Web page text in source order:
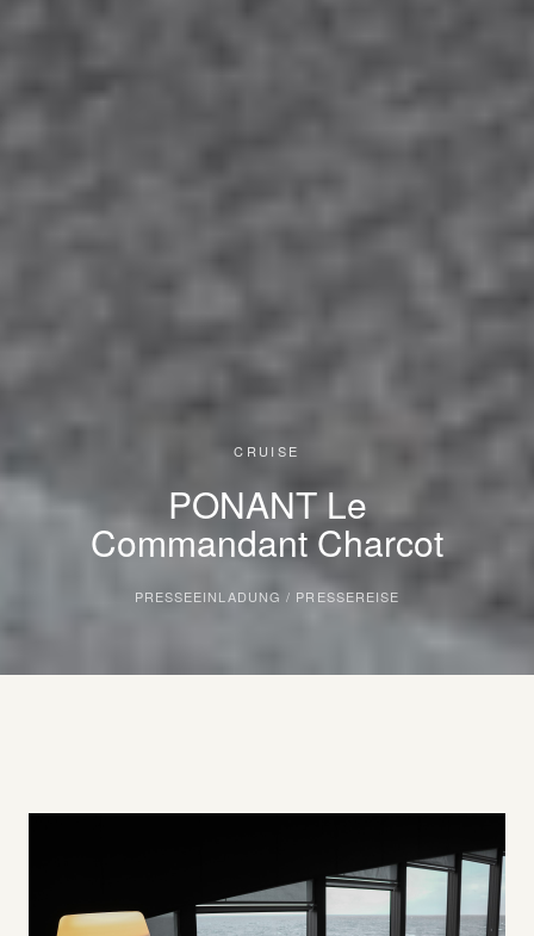
CRUISE
PONANT Le
Commandant Charcot
PRESSEEINLADUNG / PRESSEREISE